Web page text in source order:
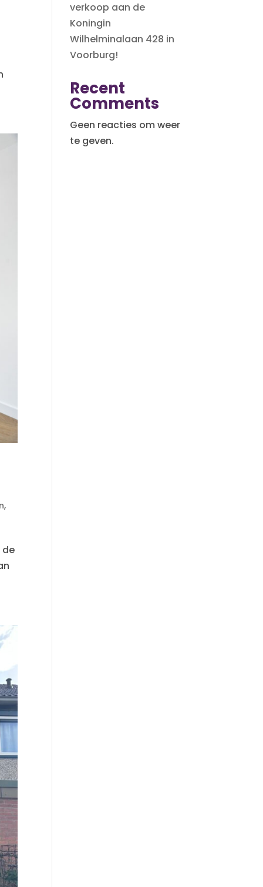
,
de
verkoop aan de
Koningin
Wilhelminalaan 428 in
Voorburg!
Recent
Comments
Geen reacties om weer
te geven.